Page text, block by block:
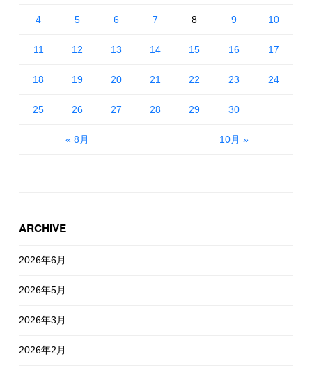
« 8月 10月 »
4 5 6 7 8 9 10
11 12 13 14 15 16 17
18 19 20 21 22 23 24
25 26 27 28 29 30
ARCHIVE
2026年6月
2026年5月
2026年3月
2026年2月